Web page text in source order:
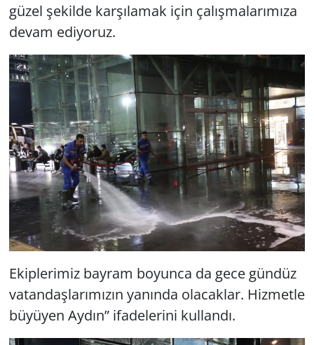
güzel şekilde karşılamak için çalışmalarımıza
devam ediyoruz.
Ekiplerimiz bayram boyunca da gece gündüz
vatandaşlarımızın yanında olacaklar. Hizmetle
büyüyen Aydın” ifadelerini kullandı.